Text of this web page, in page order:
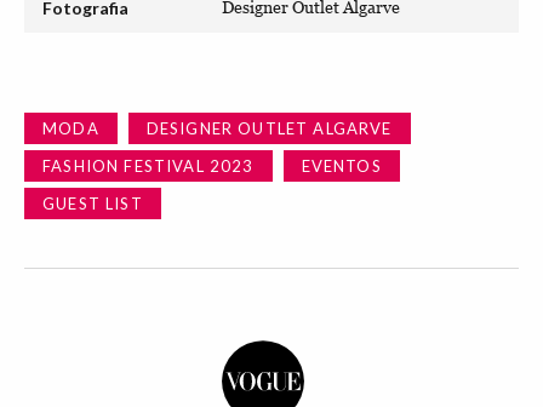
Fotografia Designer Outlet Algarve
MODA
DESIGNER OUTLET ALGARVE
FASHION FESTIVAL 2023
EVENTOS
GUEST LIST